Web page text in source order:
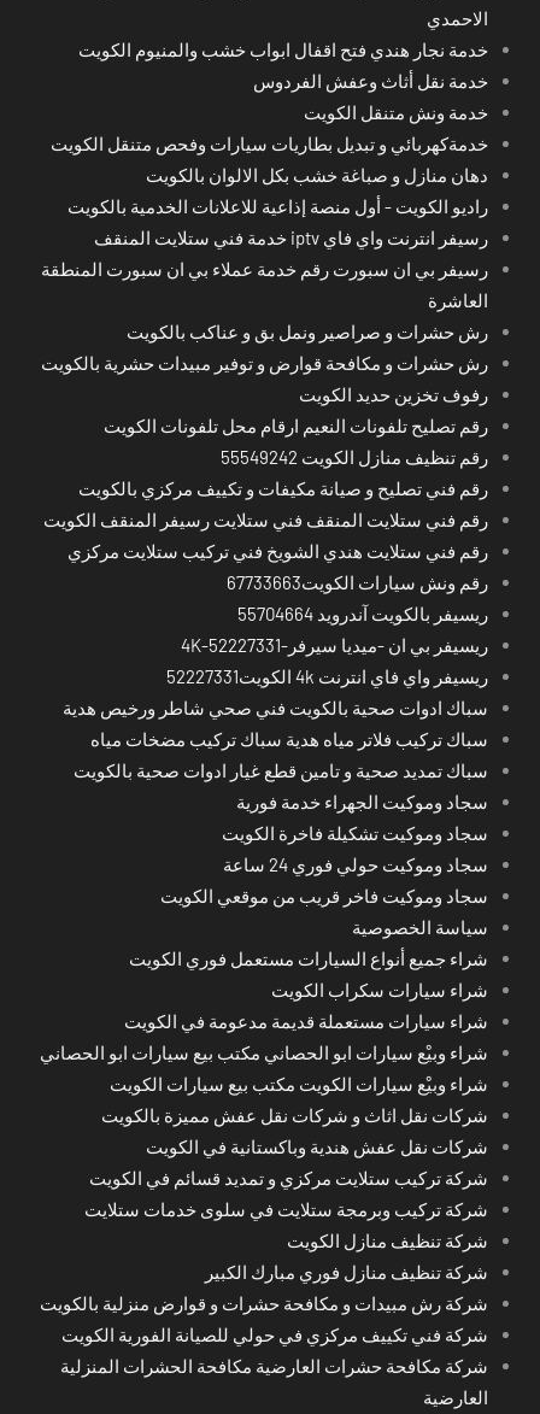
الاحمدي
خدمة نجار هندي فتح اقفال ابواب خشب والمنيوم الكويت
خدمة نقل أثاث وعفش الفردوس
خدمة ونش متنقل الكويت
خدمةكهربائي و تبديل بطاريات سيارات وفحص متنقل الكويت
دهان منازل و صباغة خشب بكل الالوان بالكويت
راديو الكويت - أول منصة إذاعية للاعلانات الخدمية بالكويت
رسيفر انترنت واي فاي iptv خدمة فني ستلايت المنقف
رسيفر بي ان سبورت رقم خدمة عملاء بي ان سبورت المنطقة
العاشرة
رش حشرات و صراصير ونمل بق و عناكب بالكويت
رش حشرات و مكافحة قوارض و توفير مبيدات حشرية بالكويت
رفوف تخزين حديد الكويت
رقم تصليح تلفونات النعيم ارقام محل تلفونات الكويت
رقم تنظيف منازل الكويت 55549242
رقم فني تصليح و صيانة مكيفات و تكييف مركزي بالكويت
رقم فني ستلايت المنقف فني ستلايت رسيفر المنقف الكويت
رقم فني ستلايت هندي الشويخ فني تركيب ستلايت مركزي
رقم ونش سيارات الكويت67733663
ريسيفر بالكويت آندرويد 55704664
ريسيفر بي ان -ميديا سيرفر-4K-52227331
ريسيفر واي فاي انترنت 4k الكويت52227331
سباك ادوات صحية بالكويت فني صحي شاطر ورخيص هدية
سباك تركيب فلاتر مياه هدية سباك تركيب مضخات مياه
سباك تمديد صحية و تامين قطع غيار ادوات صحية بالكويت
سجاد وموكيت الجهراء خدمة فورية
سجاد وموكيت تشكيلة فاخرة الكويت
سجاد وموكيت حولي فوري 24 ساعة
سجاد وموكيت فاخر قريب من موقعي الكويت
سياسة الخصوصية
شراء جميع أنواع السيارات مستعمل فوري الكويت
شراء سيارات سكراب الكويت
شراء سيارات مستعملة قديمة مدعومة في الكويت
شراء وبيْع سيارات ابو الحصاني مكتب بيع سيارات ابو الحصاني
شراء وبيْع سيارات الكويت مكتب بيع سيارات الكويت
شركات نقل اثاث و شركات نقل عفش مميزة بالكويت
شركات نقل عفش هندية وباكستانية في الكويت
شركة تركيب ستلايت مركزي و تمديد قسائم في الكويت
شركة تركيب وبرمجة ستلايت في سلوى خدمات ستلايت
شركة تنظيف منازل الكويت
شركة تنظيف منازل فوري مبارك الكبير
شركة رش مبيدات و مكافحة حشرات و قوارض منزلية بالكويت
شركة فني تكييف مركزي في حولي للصيانة الفورية الكويت
شركة مكافحة حشرات العارضية مكافحة الحشرات المنزلية
العارضية